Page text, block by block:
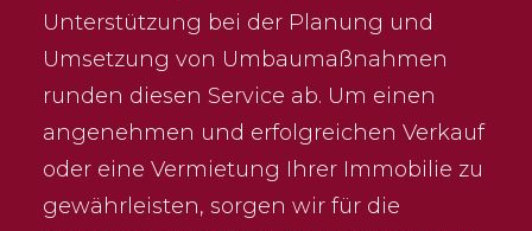
Unterstützung bei der Planung und
Umsetzung von Umbaumaßnahmen
runden diesen Service ab. Um einen
angenehmen und erfolgreichen Verkauf
oder eine Vermietung Ihrer Immobilie zu
gewährleisten, sorgen wir für die